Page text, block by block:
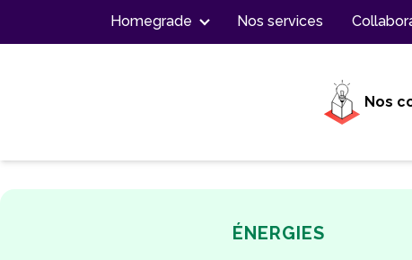
Homegrade Nos services
Nos
ÉNERGIES